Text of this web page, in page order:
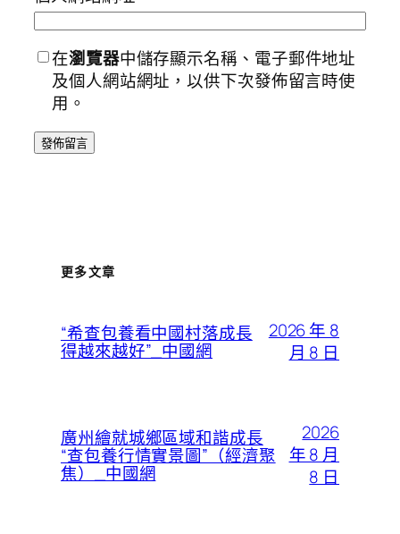
在瀏覽器中儲存顯示名稱、電子郵件地址
及個人網站網址，以供下次發佈留言時使
用。
更多文章
“希查包養看中國村落成長
得越來越好”_中國網
2026 年 8
月 8 日
廣州繪就城鄉區域和諧成長
“查包養行情實景圖”（經濟聚
焦）_中國網
2026
年 8 月
8 日